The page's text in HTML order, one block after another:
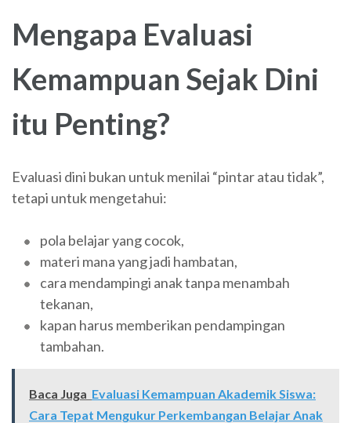
Mengapa Evaluasi
Kemampuan Sejak Dini
itu Penting?
Evaluasi dini bukan untuk menilai “pintar atau tidak”,
tetapi untuk mengetahui:
pola belajar yang cocok,
materi mana yang jadi hambatan,
cara mendampingi anak tanpa menambah
tekanan,
kapan harus memberikan pendampingan
tambahan.
Baca Juga Evaluasi Kemampuan Akademik Siswa:
Cara Tepat Mengukur Perkembangan Belajar Anak